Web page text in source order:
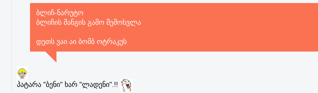
ბლიჩ-ნარუტო
ბლიჩის მანგის გამო შემოსვლა
დეთს ვაი აი ბომბ ოტრაკუს
პატარა "ბენი" ხარ "ლადენი".!!